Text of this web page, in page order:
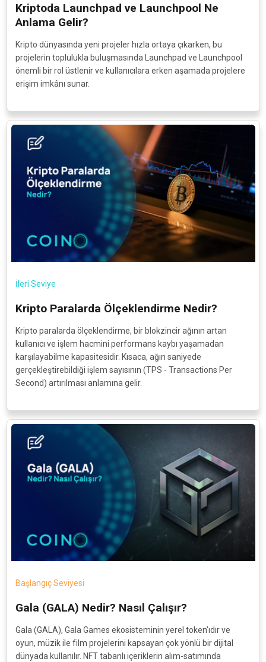
Kriptoda Launchpad ve Launchpool Ne
Anlama Gelir?
Kripto dünyasında yeni projeler hızla ortaya çıkarken, bu
projelerin toplulukla buluşmasında Launchpad ve Launchpool
önemli bir rol üstlenir ve kullanıcılara erken aşamada projelere
erişim imkânı sunar.
İleri Seviye
Kripto Paralarda Ölçeklendirme Nedir?
Kripto paralarda ölçeklendirme, bir blokzincir ağının artan
kullanıcı ve işlem hacmini performans kaybı yaşamadan
karşılayabilme kapasitesidir. Kısaca, ağın saniyede
gerçekleştirebildiği işlem sayısının (TPS - Transactions Per
Second) artırılması anlamına gelir.
Başlangıç Seviyesi
Gala (GALA) Nedir? Nasıl Çalışır?
Gala (GALA), Gala Games ekosisteminin yerel token’ıdır ve
oyun, müzik ile film projelerini kapsayan çok yönlü bir dijital
dünyada kullanılır. NFT tabanlı içeriklerin alım-satımında